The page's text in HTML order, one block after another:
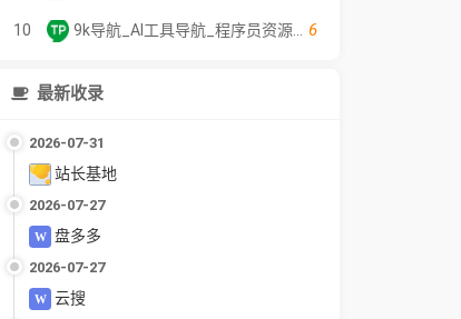
10 6
最新收录
2026-07-31
站长基地
2026-07-27
盘多多
2026-07-27
云搜